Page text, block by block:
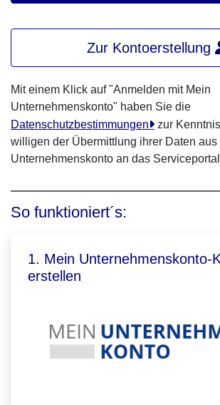
Zur Kontoerstellung
Mit einem Klick auf "Anmelden mit Mein
Unternehmenskonto" haben Sie die
Datenschutzbestimmungen
zur
willigen der Übermittlung ihrer Daten aus
Unternehmenskonto an das
So funktioniert´s:
1. Mein Unternehmenskonto-
erstellen